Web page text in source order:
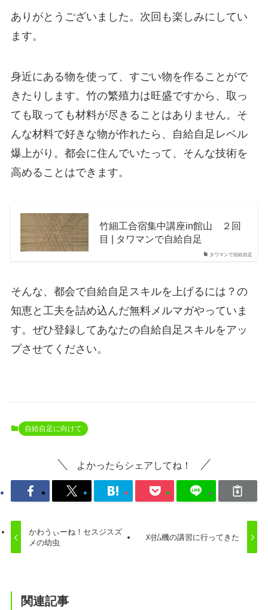
ありがとうございました。次回も楽しみにしてい
ます。
身近にある物を使って、すごい物を作ることがで
きたりします。竹の繁殖力は旺盛ですから、取っ
ても取っても材料が尽きることはありません。そ
んな材料で好きな物が作れたら、自給自足レベル
爆上がり。都会に住んでいたって、そんな技術を
高めることはできます。
タワマンで自給自足
竹細工合宿集中講座in館山 ２回
目 | タワマンで自給自足
そんな、都会で自給自足スキルを上げるには？の
知恵と工夫を詰め込んだ無料メルマガやっていま
す。ぜひ登録してあなたの自給自足スキルをアッ
プさせてください。
自給自足に向けて
よかったらシェアしてね！
かわうぃーね！セスジスズ
メの幼虫
刈払機の講習に行ってきた
関連記事